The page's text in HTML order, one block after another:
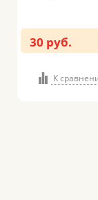
30 руб.
К